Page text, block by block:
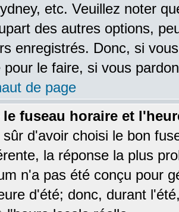
etc. Veuillez noter
des autres options,
enregistrés. Donc, si
pour le faire, si vous
de page
fuseau horaire et
d'avoir choisi le bon
la réponse la plus
n'a pas été conçu pour
d'été; donc, durant